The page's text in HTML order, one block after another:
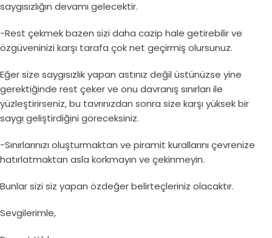
saygısızlığın devamı gelecektir.
-Rest çekmek bazen sizi daha cazip hale getirebilir ve
özgüveninizi karşı tarafa çok net geçirmiş olursunuz.
Eğer size saygısızlık yapan astınız değil üstünüzse yine
gerektiğinde rest çeker ve onu davranış sınırları ile
yüzleştirirseniz, bu tavrınızdan sonra size karşı yüksek bir
saygı geliştirdiğini göreceksiniz.
-Sınırlarınızı oluşturmaktan ve piramit kurallarını çevrenize
hatırlatmaktan asla korkmayın ve çekinmeyin.
Bunlar sizi siz yapan özdeğer belirteçleriniz olacaktır.
Sevgilerimle,